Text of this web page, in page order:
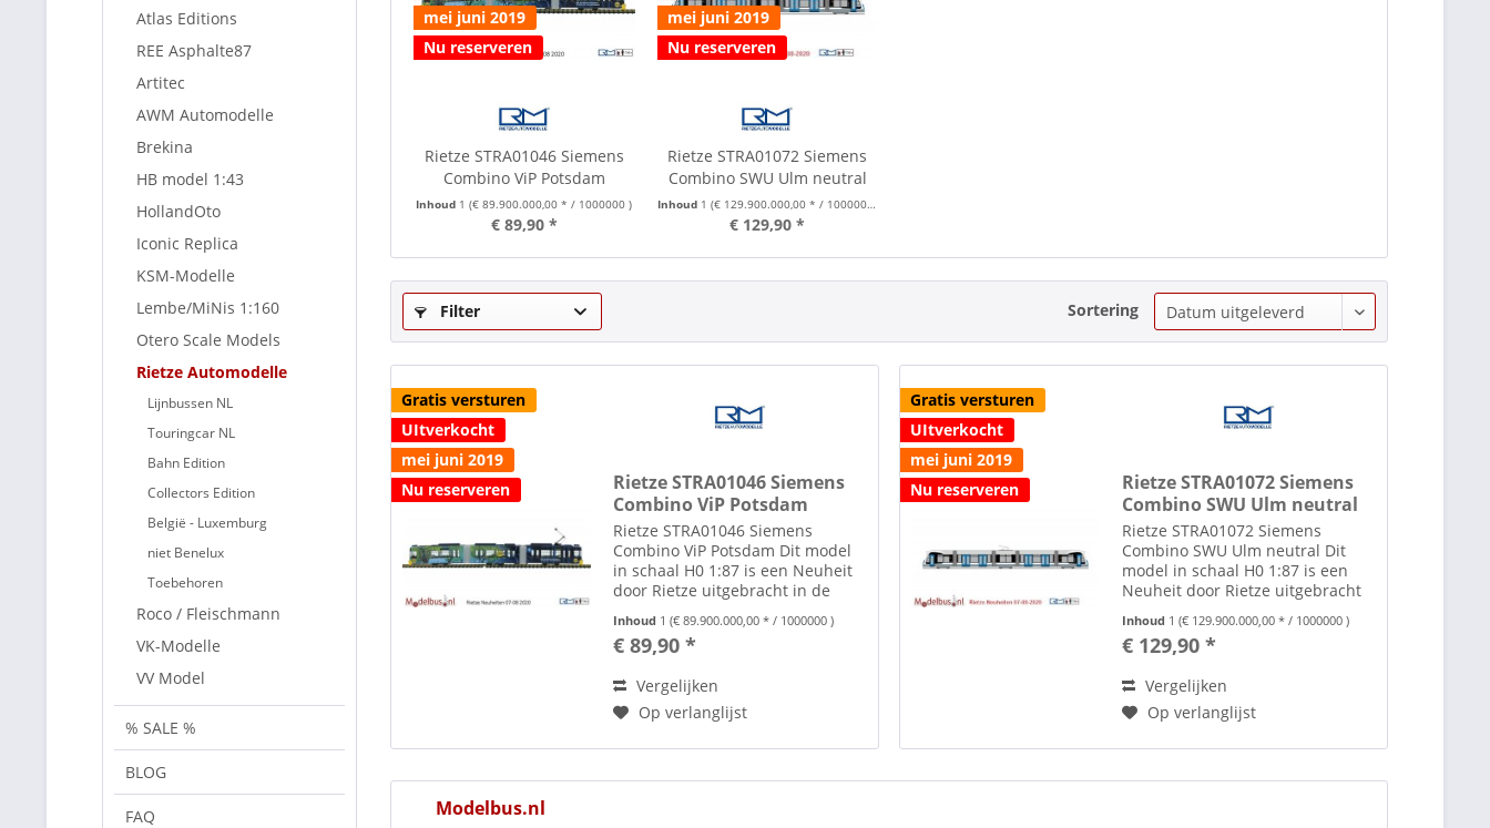
Atlas Editions
REE Asphalte87
Artitec
AWM Automodelle
Brekina
HB model 1:43
HollandOto
Iconic Replica
KSM-Modelle
Lembe/MiNis 1:160
Otero Scale Models
Rietze Automodelle
Lijnbussen NL
Touringcar NL
Bahn Edition
Collectors Edition
België - Luxemburg
niet Benelux
Toebehoren
Roco / Fleischmann
VK-Modelle
VV Model
% SALE %
BLOG
FAQ
mei juni 2019
Nu reserveren
Rietze STRA01046 Siemens
Combino ViP Potsdam
Inhoud 1(€ 89.900.000,00 * / 1000000 )
€ 89,90 *
mei juni 2019
Nu reserveren
Rietze STRA01072 Siemens
Combino SWU Ulm neutral
Inhoud 1 (€ 129.900.000,00 * / 1000000 )
€ 129,90 *
Filter Sortering
Gratis versturen
UItverkocht
mei juni 2019
Nu reserveren
Rietze STRA01046 Siemens
Combino ViP Potsdam
Rietze STRA01046 Siemens
Combino ViP Potsdam Dit model
in schaal H0 1:87 is een Neuheit
door Rietze uitgebracht in de
augustus 2020 Deze modelbus is
geen kinderspeelgoed en niet
de...
Inhoud 1(€ 89.900.000,00 * / 1000000 )
€ 89,90 *
Vergelijken
Op verlanglijst
Gratis versturen
UItverkocht
mei juni 2019
Nu reserveren
Rietze STRA01072 Siemens
Combino SWU Ulm neutral
Rietze STRA01072 Siemens
Combino SWU Ulm neutral Dit
model in schaal H0 1:87 is een
Neuheit door Rietze uitgebracht
augustus 2020 Deze modelbus is
geen kinderspeelgoed en niet
Inhoud 1(€ 129.900.000,00 * / 1000000 )
€ 129,90 *
Vergelijken
Op verlanglijst
Modelbus.nl